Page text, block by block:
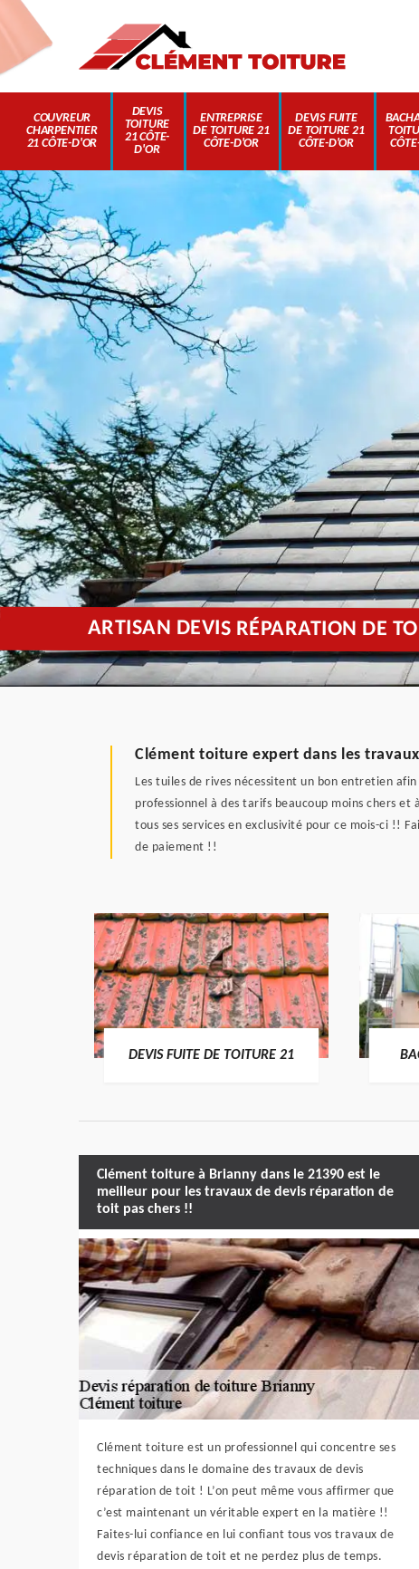
COUVREUR
CHARPENTIER
21 CÔTE-D'OR
DEVIS
TOITURE
21 CÔTE-
D'OR
ENTREPRISE
DE TOITURE 21
CÔTE-D'OR
DEVIS FUITE
DE TOITURE 21
CÔTE-D'OR
ARTISAN DEVIS RÉPARATION DE
Clément toiture expert dans les
Les tuiles de rives nécessitent un bon entretien
professionnel à des tarifs beaucoup moins chers
tous ses services en exclusivité pour ce mois-ci !!
de paiement !!
DEVIS FUITE DE TOITURE 21
Clément toiture à Brianny dans le 21390 est le
meilleur pour les travaux de devis réparation de
toit pas chers !!
Clément toiture est un professionnel qui concentre ses
techniques dans le domaine des travaux de devis
réparation de toit ! L’on peut même vous affirmer que
c’est maintenant un véritable expert en la matière !!
Faites-lui confiance en lui confiant tous vos travaux de
devis réparation de toit et ne perdez plus de temps.